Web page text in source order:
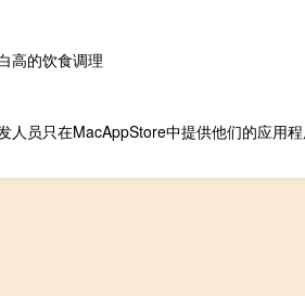
高的饮食调理
人员只在MacAppStore中提供他们的应用